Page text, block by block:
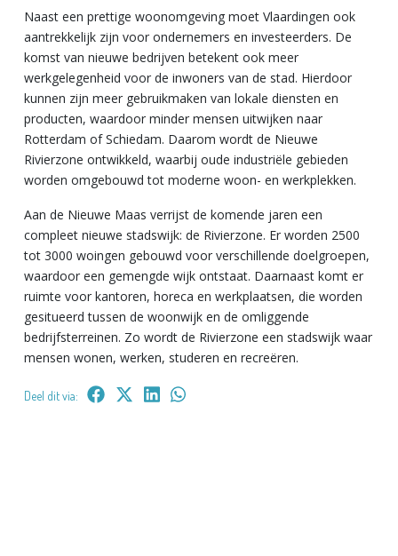
Naast een prettige woonomgeving moet Vlaardingen ook
aantrekkelijk zijn voor ondernemers en investeerders. De
komst van nieuwe bedrijven betekent ook meer
werkgelegenheid voor de inwoners van de stad. Hierdoor
kunnen zijn meer gebruikmaken van lokale diensten en
producten, waardoor minder mensen uitwijken naar
Rotterdam of Schiedam. Daarom wordt de Nieuwe
Rivierzone ontwikkeld, waarbij oude industriële gebieden
worden omgebouwd tot moderne woon- en werkplekken.
Aan de Nieuwe Maas verrijst de komende jaren een
compleet nieuwe stadswijk: de Rivierzone. Er worden 2500
tot 3000 woingen gebouwd voor verschillende doelgroepen,
waardoor een gemengde wijk ontstaat. Daarnaast komt er
ruimte voor kantoren, horeca en werkplaatsen, die worden
gesitueerd tussen de woonwijk en de omliggende
bedrijfsterreinen. Zo wordt de Rivierzone een stadswijk waar
mensen wonen, werken, studeren en recreëren.
Deel dit via: